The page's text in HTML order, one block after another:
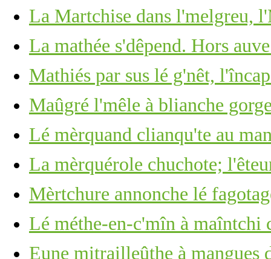
La Martchise dans l'melgreu,
La mathée s'dêpend. Hors
Mathiés par sus lé g'nêt,
Maûgré l'mêle à blianche
Lé mèrquand clianqu'te au
La mèrquérole chuchote;
Mèrtchure annonche lé
Lé méthe-en-c'mîn à maîntchi
Eune mitrailleûthe à mangues